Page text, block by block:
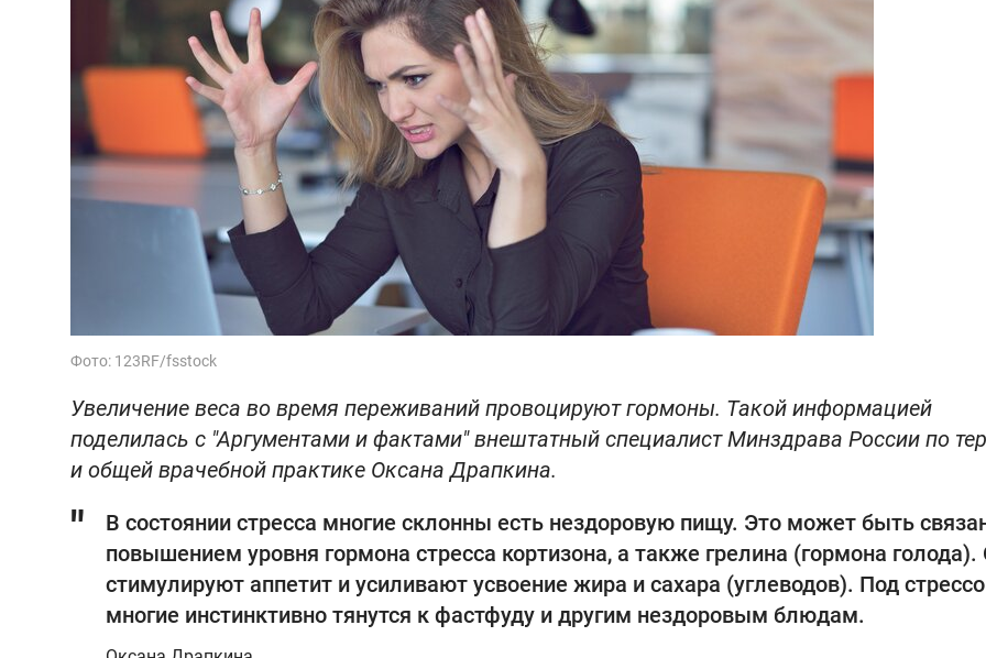
Фото: 123RF/fsstock
Увеличение веса во время переживаний провоцируют гормоны. Такой информацией
поделилась с "Аргументами и фактами"‎ внештатный специалист Минздрава России по
и общей врачебной практике Оксана Драпкина.
В состоянии стресса многие склонны есть нездоровую пищу. Это может быть
повышением уровня гормона стресса кортизона, а также грелина (гормона голода).
стимулируют аппетит и усиливают усвоение жира и сахара (углеводов). Под
многие инстинктивно тянутся к фастфуду и другим нездоровым блюдам.